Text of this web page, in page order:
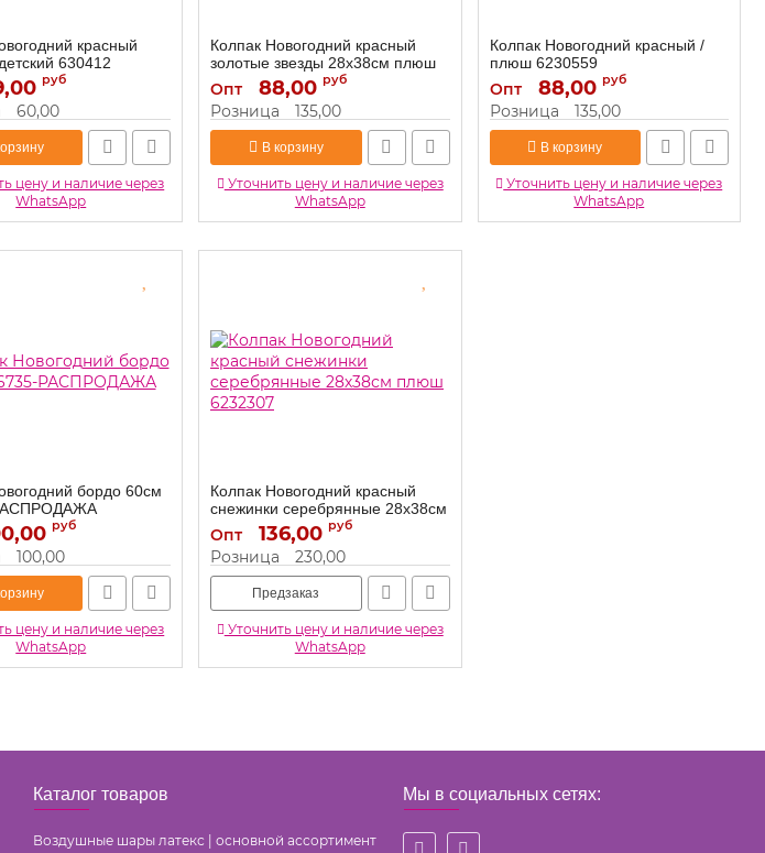
красный
630412
руб
60,00
цену и наличие через
WhatsApp
Колпак Новогодний красный
золотые звезды 28х38см плюш
6230818
6230818
Опт 88,00 руб
Розница 135,00
В корзину
Уточнить цену и наличие через
WhatsApp
Колпак Новогодний красный /
плюш 6230559
Артикул: 6230559
Опт 88,00 руб
Розница 135,00
В корзину
Уточнить цену и наличие через
WhatsApp
бордо 60см
РАСПРОДАЖА
руб
100,00
цену и наличие через
WhatsApp
Колпак Новогодний красный
снежинки серебрянные 28х38см
плюш 6232307
6232307
Опт 136,00 руб
Розница 230,00
Предзаказ
Уточнить цену и наличие через
WhatsApp
Каталог товаров
Воздушные шары латекс | основной ассортимент
Мы в социальных сетях: